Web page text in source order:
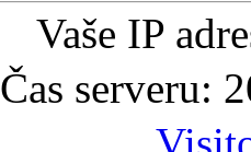
Vaše IP
Čas serveru: